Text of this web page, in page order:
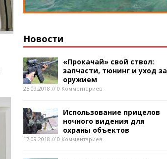
Новости
«Прокачай» свой ствол:
запчасти, тюнинг и уход за
оружием
25.09.2018 // 0 Комментариев
Использование прицелов
ночного видения для
охраны объектов
17.09.2018 // 0 Комментариев